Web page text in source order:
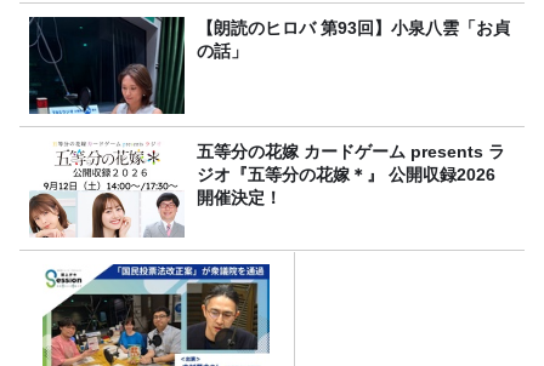
【朗読のヒロバ 第93回】小泉八雲「お貞
の話」
五等分の花嫁 カードゲーム presents ラ
ジオ『五等分の花嫁＊』 公開収録2026
開催決定！